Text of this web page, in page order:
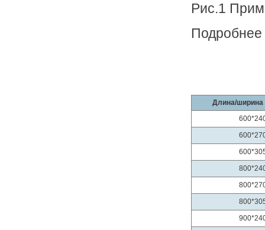
Рис.1
Подробнее
Длина/ширина